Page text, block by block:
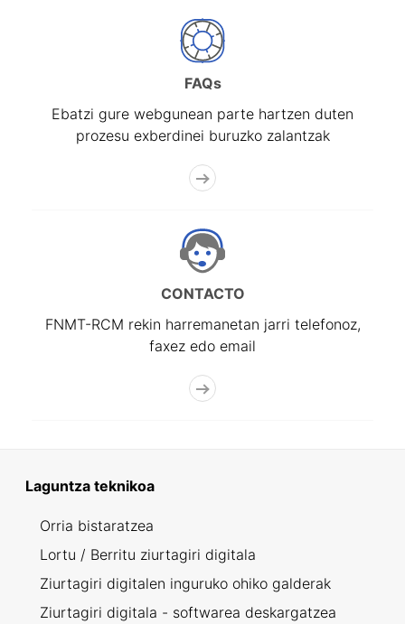
FAQs
Ebatzi gure webgunean parte hartzen duten
prozesu exberdinei buruzko zalantzak
CONTACTO
FNMT-RCM rekin harremanetan jarri telefonoz,
faxez edo email
Laguntza teknikoa
Orria bistaratzea
Lortu / Berritu ziurtagiri digitala
Ziurtagiri digitalen inguruko ohiko galderak
Ziurtagiri digitala - softwarea deskargatzea